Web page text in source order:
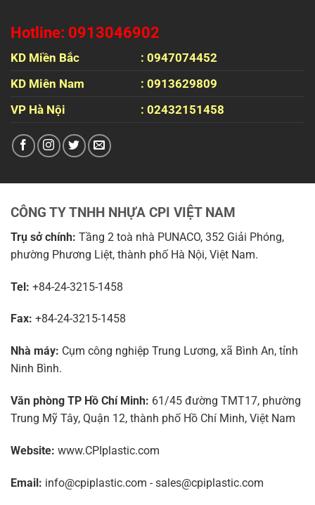
Hotline: 0913046902
KD Miền Bắc
: 0947074452
KD Miên Nam
: 0913629809
VP Hà Nội
: 02432151458
CÔNG TY TNHH NHỰA CPI VIỆT NAM
Trụ sở chính: Tầng 2 toà nhà PUNACO, 352 Giải Phóng,
phường Phương Liệt, thành phố Hà Nội, Việt Nam.
Tel: +84-24-3215-1458
Fax: +84-24-3215-1458
Nhà máy: Cụm công nghiệp Trung Lương, xã Bình An, tỉnh
Ninh Bình.
Văn phòng TP Hồ Chí Minh: 61/45 đường TMT17, phường
Trung Mỹ Tây, Quận 12, thành phố Hồ Chí Minh, Việt Nam
Website: www.CPIplastic.com
Email: info@cpiplastic.com - sales@cpiplastic.com